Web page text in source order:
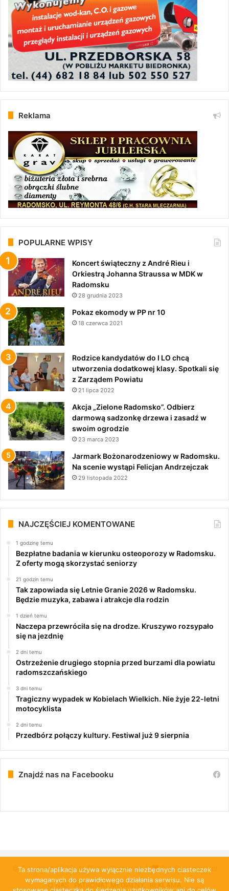
Reklama
POPULARNE WPISY
Koncert świąteczny z André Rieu i
Orkiestrą Johanna Straussa w MDK w
Radomsku
28 grudnia 2023
Pokaz ekomody w PP nr 10
18 czerwca 2021
Rodzice kandydatów do I LO chcą
utworzenia dodatkowej klasy. Spotkali się
z Zarządem Powiatu
21 lipca 2022
Akcja „Zielone Radomsko”. Odbierz
darmową sadzonkę drzewa i zasadź w
swoim ogrodzie
23 marca 2023
Jarmark Bożonarodzeniowy w Radomsku.
Na scenie wystąpi Felicjan Andrzejczak
29 listopada 2022
NAJCZĘŚCIEJ KOMENTOWANE
1 godzinę temu
Bezpłatne badania w kierunku osteoporozy w Radomsku.
Z oferty mogą skorzystać seniorzy
21 godzin temu
Tak zapowiada się Letnie Granie 2026 w Radomsku.
Będzie muzyka, zabawa i atrakcje dla rodzin
1 dzień temu
Naczepa przewróciła się na drodze. Kruszywo rozsypało
się na jezdnię
2 dni temu
Ostrzeżenie drugiego stopnia przed burzami dla powiatu
radomszczańskiego
3 dni temu
Tragiczny wypadek w Kobielach Wielkich. Nie żyje 22-letni
motocyklista
2 dni temu
Przedbórz połączy kultury. Festiwal już 9 sierpnia
Znajdź nas na Facebooku
© Copyright 2026, All Rights Reserved | PulsRadomska.pl
O NAS PATRONAT MEDIALNY REKLAMA
Ta strona/aplikacja używa wyłącznie niezbędnych ciasteczek
wymaganych do prawidłowego działania serwisu. Nie są